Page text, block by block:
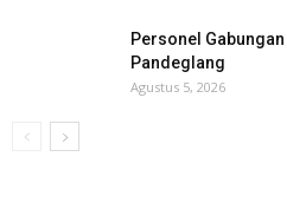
Personel
Pandeglang
Agustus 5, 2026